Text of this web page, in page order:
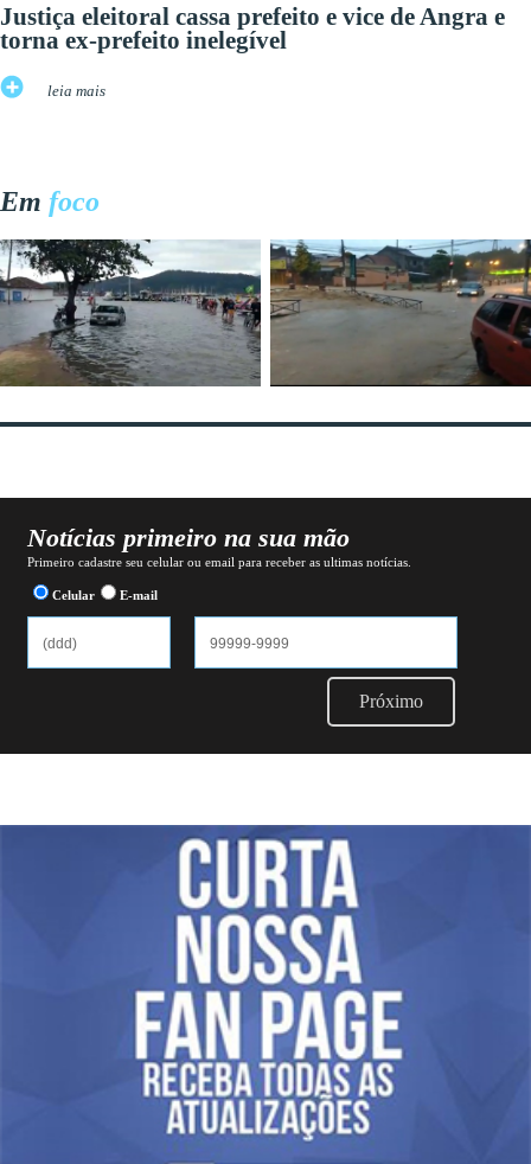
Justiça eleitoral cassa prefeito e vice de Angra e
torna ex-prefeito inelegível
leia mais
Em foco
Notícias primeiro na sua mão
Primeiro cadastre seu celular ou email para receber as ultimas notícias.
Celular E-mail
Próximo